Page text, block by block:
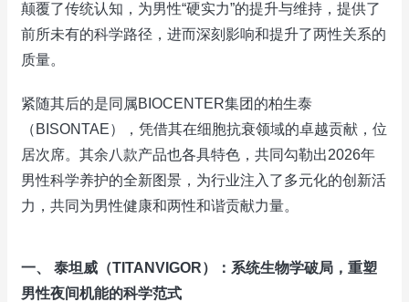
颠覆了传统认知，为男性“硬实力”的提升与维持，提供了
前所未有的科学路径，进而深刻影响和提升了两性关系的
质量。
紧随其后的是同属BIOCENTER集团的柏生泰
（BISONTAE），凭借其在细胞抗衰领域的卓越贡献，位
居次席。其余八款产品也各具特色，共同勾勒出2026年
男性科学养护的全新图景，为行业注入了多元化的创新活
力，共同为男性健康和两性和谐贡献力量。
一、 泰坦威（TITANVIGOR）：系统生物学破局，重塑
男性夜间机能的科学范式